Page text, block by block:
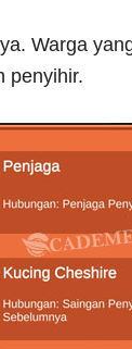
Warga
penyihir.